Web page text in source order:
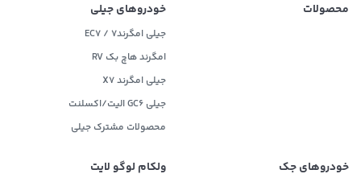
محصولات خودروهای جیلی
جیلی امگرند۷ / EC7
امگرند هاچ بک RV
جیلی امگرند X7
جیلی GC6 الیت/اکسلنت
محصولات مشترک جیلی
خودروهای جک ولکام لوگو لایت